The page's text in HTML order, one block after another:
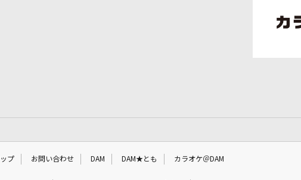
プ お問い合わせ DAM DAM★とも カラオケ＠DAM